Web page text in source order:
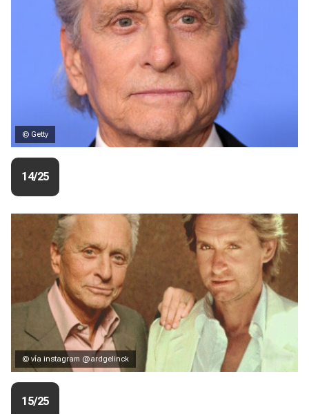
© Getty
14/25
© vía instagram @ardgelinck
15/25